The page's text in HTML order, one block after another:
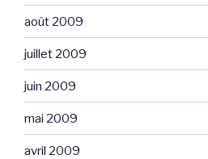
août 2009
juillet 2009
juin 2009
mai 2009
avril 2009